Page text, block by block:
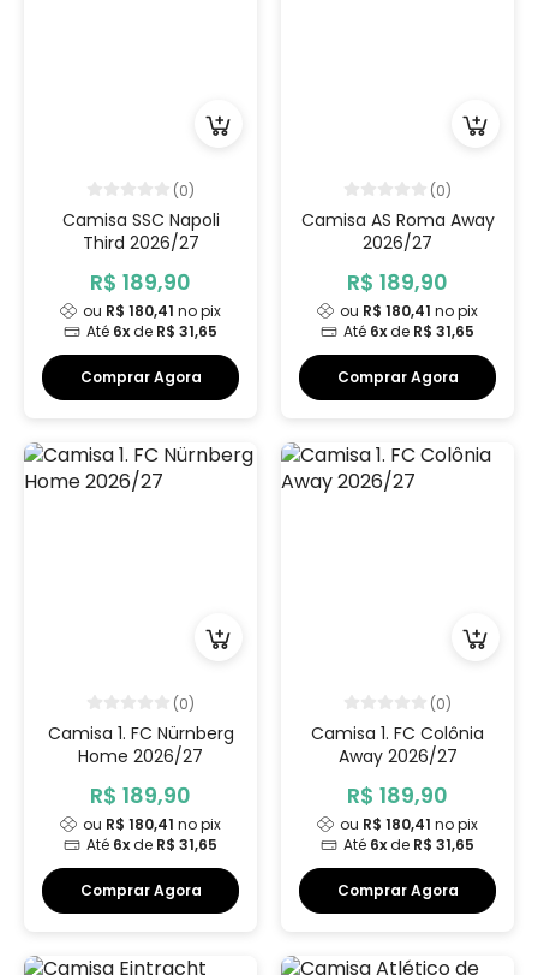
(0)
Camisa SSC Napoli
Third 2026/27
R$ 189,90
ou R$ 180,41 no pix
Até 6xde R$ 31,65
Comprar Agora
(0)
Camisa AS Roma Away
2026/27
R$ 189,90
ou R$ 180,41 no pix
Até 6xde R$ 31,65
Comprar Agora
(0)
Camisa 1. FC Nürnberg
Home 2026/27
R$ 189,90
ou R$ 180,41 no pix
Até 6xde R$ 31,65
Comprar Agora
(0)
Camisa 1. FC Colônia
Away 2026/27
R$ 189,90
ou R$ 180,41 no pix
Até 6xde R$ 31,65
Comprar Agora